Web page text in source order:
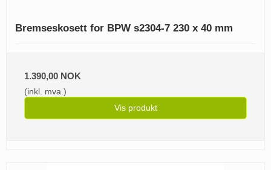
Bremseskosett for BPW s2304-7 230 x 40 mm
1.390,00 NOK
(inkl. mva.)
Vis produkt